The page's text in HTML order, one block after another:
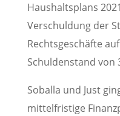
Haushaltsplans
Verschuldung der
Rechtsgeschäfte
Schuldenstand von
Soballa und Just
mittelfristige